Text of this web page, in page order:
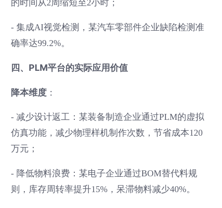
的时间从2周缩短至2小时；
- 集成AI视觉检测，某汽车零部件企业缺陷检测准
确率达99.2%。
四、PLM平台的实际应用价值
降本维度 ：
- 减少设计返工：某装备制造企业通过PLM的虚拟
仿真功能，减少物理样机制作次数，节省成本120
万元；
- 降低物料浪费：某电子企业通过BOM替代料规
则，库存周转率提升15%，呆滞物料减少40%。